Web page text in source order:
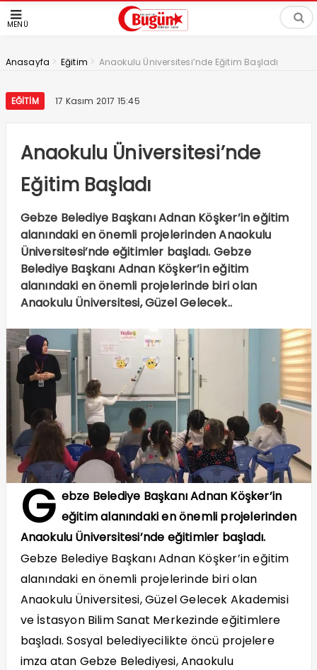
MENÜ
Anasayfa > Eğitim > Anaokulu Üniversitesi’nde Eğitim Başladı
EĞITIM 17 Kasım 2017 15:45
Anaokulu Üniversitesi’nde
Eğitim Başladı
Gebze Belediye Başkanı Adnan Köşker’in eğitim
alanındaki en önemli projelerinden Anaokulu
Üniversitesi’nde eğitimler başladı. Gebze
Belediye Başkanı Adnan Köşker’in eğitim
alanındaki en önemli projelerinde biri olan
Anaokulu Üniversitesi, Güzel Gelecek..
G ebze Belediye Başkanı Adnan Köşker’in
eğitim alanındaki en önemli projelerinden
Anaokulu Üniversitesi’nde eğitimler başladı.
Gebze Belediye Başkanı Adnan Köşker’in eğitim
alanındaki en önemli projelerinde biri olan
Anaokulu Üniversitesi, Güzel Gelecek Akademisi
ve İstasyon Bilim Sanat Merkezinde eğitimlere
başladı. Sosyal belediyecilikte öncü projelere
imza atan Gebze Belediyesi, Anaokulu